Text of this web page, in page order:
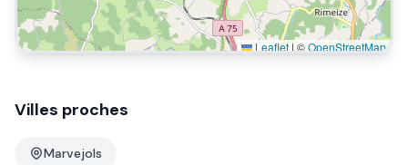
Leaflet | ©OpenStreetMap
Villes proches
Marvejols